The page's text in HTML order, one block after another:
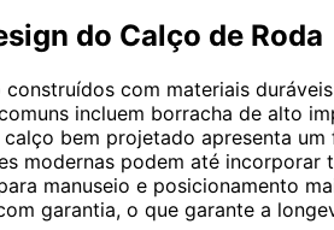
do Calço de Roda
com materiais
incluem borracha de alto
bem projetado apresenta
modernas podem até
manuseio e posicionamento
garantia, o que garante a